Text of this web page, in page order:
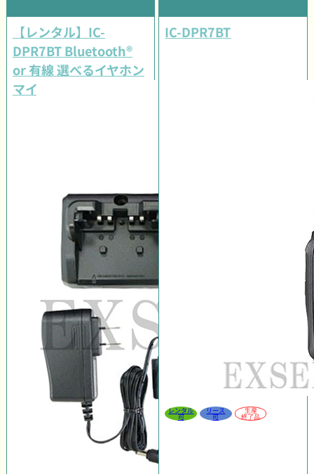
【レンタル】IC-
DPR7BT Bluetooth®
or 有線 選べるイヤホン
マイクタイプセット
IC-DPR7BT
レンタル
可
リース
可
生産
終了品